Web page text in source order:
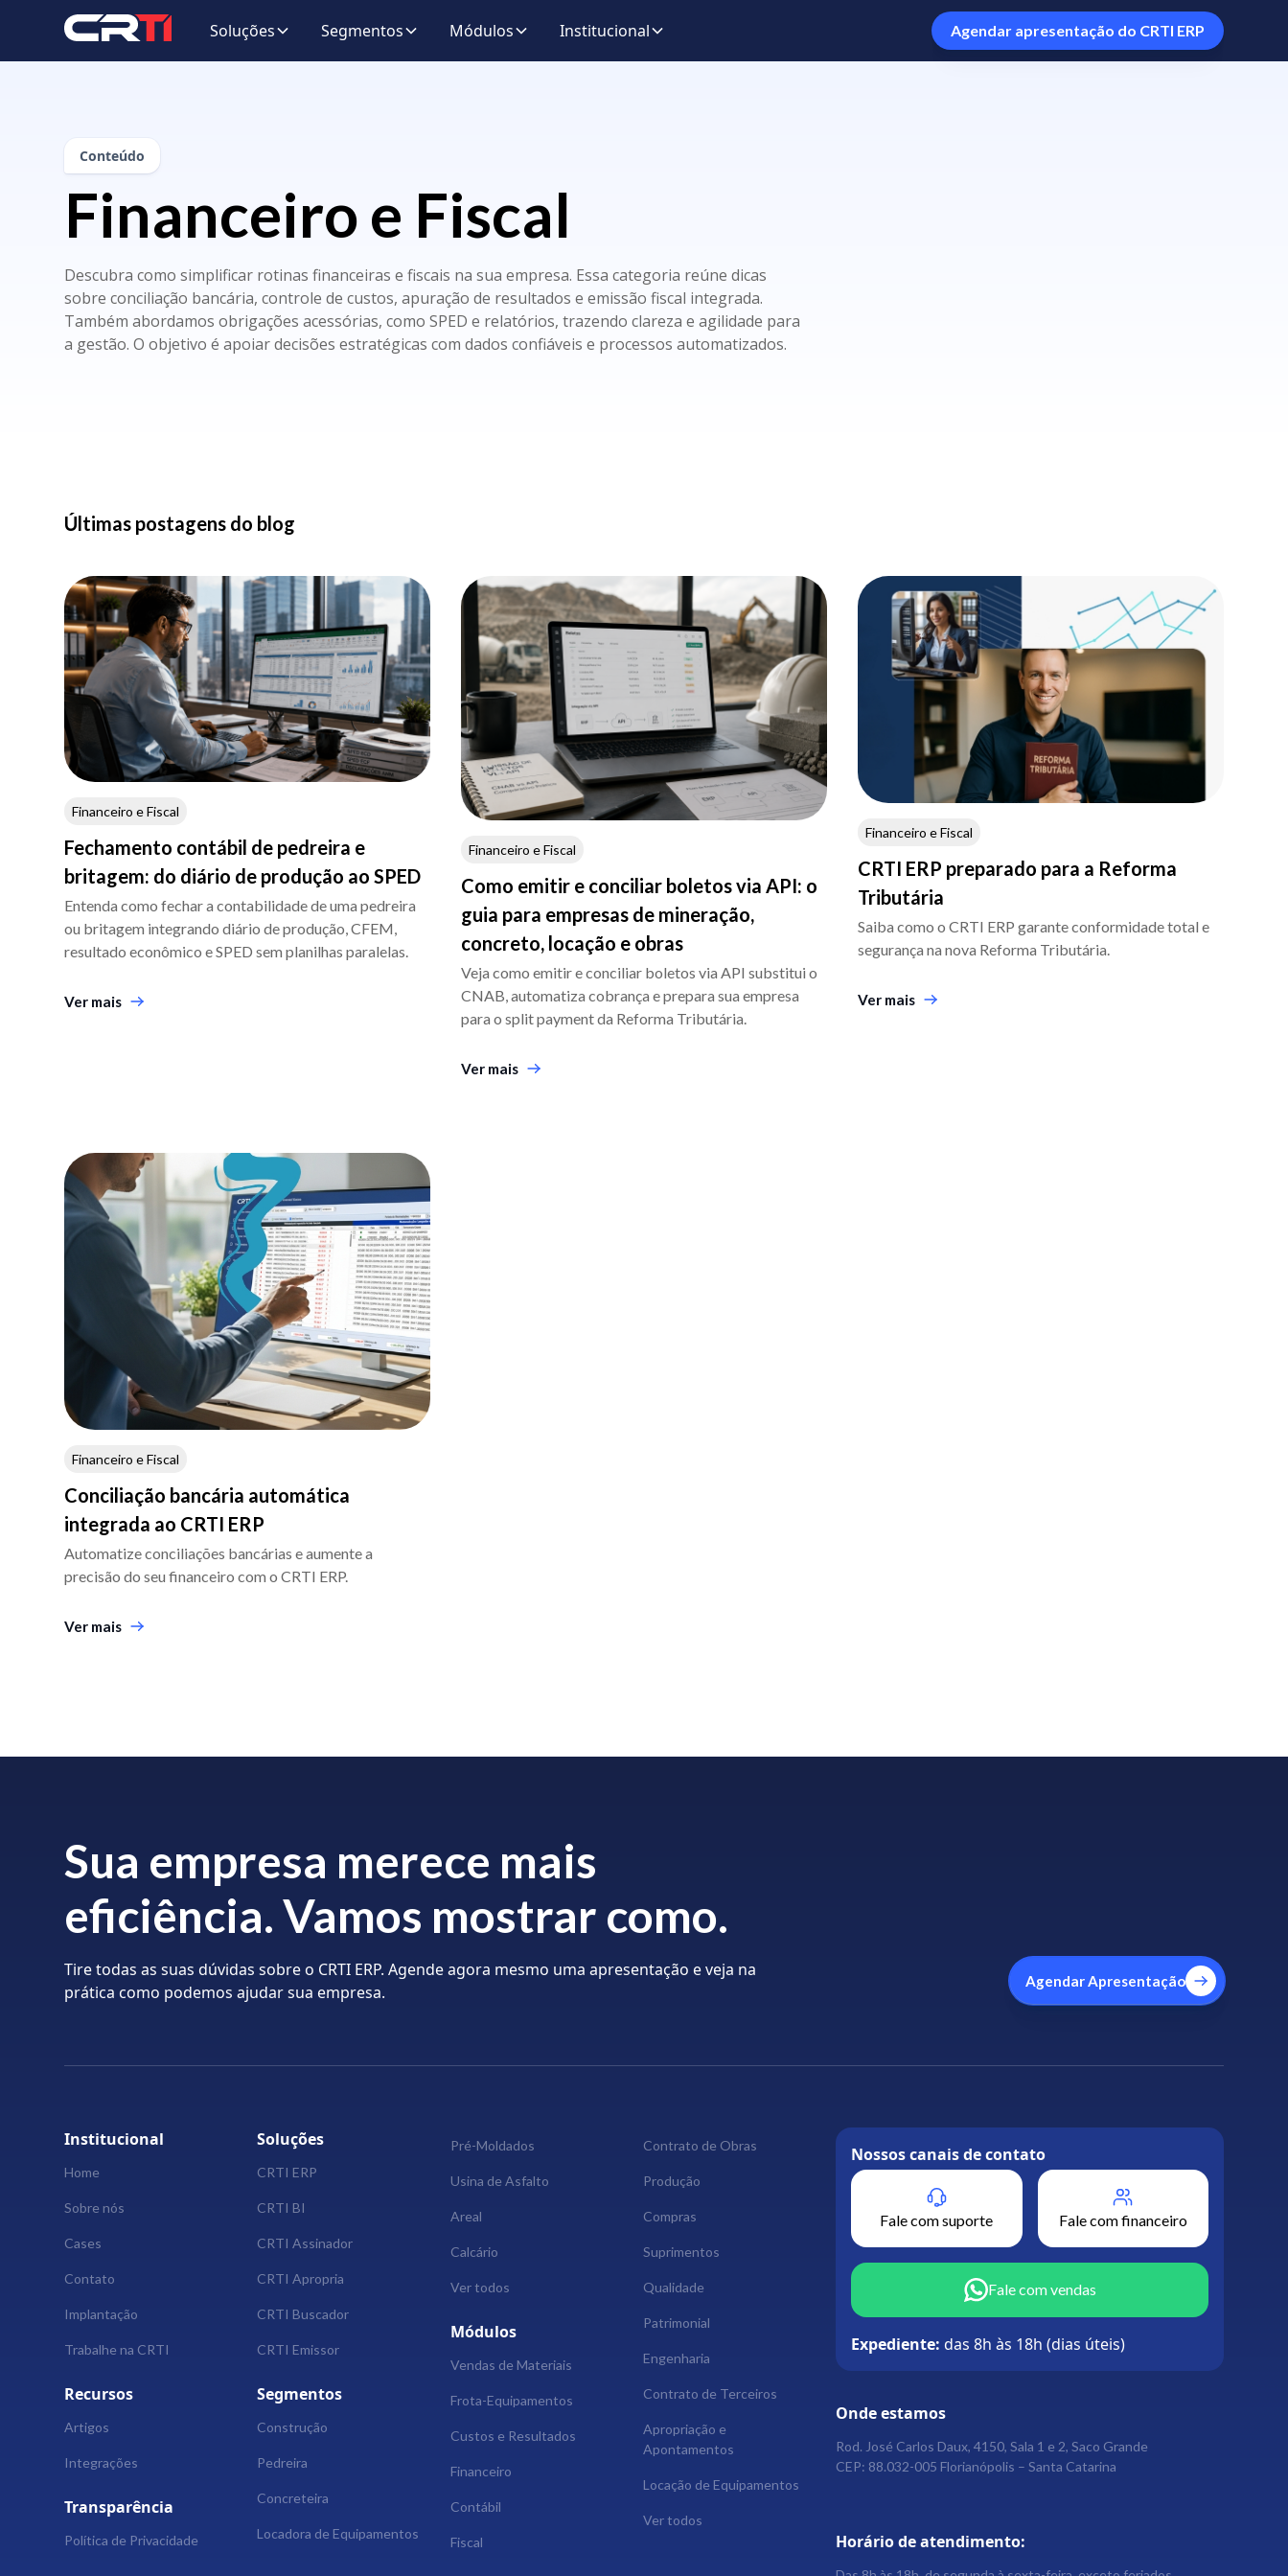
Soluções Segmentos Módulos Institucional Agendar apresentação do CRTI ERP
Conteúdo
Financeiro e Fiscal
Descubra como simplificar rotinas financeiras e fiscais na sua empresa. Essa categoria reúne dicas
sobre conciliação bancária, controle de custos, apuração de resultados e emissão fiscal integrada.
Também abordamos obrigações acessórias, como SPED e relatórios, trazendo clareza e agilidade para
a gestão. O objetivo é apoiar decisões estratégicas com dados confiáveis e processos automatizados.
Últimas postagens do blog
Financeiro e Fiscal
Fechamento contábil de pedreira e
britagem: do diário de produção ao SPED
Entenda como fechar a contabilidade de uma pedreira
ou britagem integrando diário de produção, CFEM,
resultado econômico e SPED sem planilhas paralelas.
Ver mais
Financeiro e Fiscal
Como emitir e conciliar boletos via API: o
guia para empresas de mineração,
concreto, locação e obras
Veja como emitir e conciliar boletos via API substitui o
CNAB, automatiza cobrança e prepara sua empresa
para o split payment da Reforma Tributária.
Ver mais
Financeiro e Fiscal
CRTI ERP preparado para a Reforma
Tributária
Saiba como o CRTI ERP garante conformidade total e
segurança na nova Reforma Tributária.
Ver mais
Financeiro e Fiscal
Conciliação bancária automática
integrada ao CRTI ERP
Automatize conciliações bancárias e aumente a
precisão do seu financeiro com o CRTI ERP.
Ver mais
Sua empresa merece mais
eficiência. Vamos mostrar como.
Tire todas as suas dúvidas sobre o CRTI ERP. Agende agora mesmo uma apresentação e veja na
prática como podemos ajudar sua empresa.
Agendar Apresentação
Institucional
Home
Sobre nós
Cases
Contato
Implantação
Trabalhe na CRTI
Recursos
Artigos
Integrações
Transparência
Política de Privacidade
Soluções
CRTI ERP
CRTI BI
CRTI Assinador
CRTI Apropria
CRTI Buscador
CRTI Emissor
Segmentos
Construção
Pedreira
Concreteira
Locadora de Equipamentos
Pré-Moldados
Usina de Asfalto
Areal
Calcário
Ver todos
Módulos
Vendas de Materiais
Frota-Equipamentos
Custos e Resultados
Financeiro
Contábil
Fiscal
Contrato de Obras
Produção
Compras
Suprimentos
Qualidade
Patrimonial
Engenharia
Contrato de Terceiros
Apropriação e
Apontamentos
Locação de Equipamentos
Ver todos
Nossos canais de contato
Fale com suporte Fale com financeiro
Fale com vendas
Expediente:das 8h às 18h (dias úteis)
Onde estamos
Rod. José Carlos Daux, 4150, Sala 1 e 2, Saco Grande
CEP: 88.032-005 Florianópolis – Santa Catarina
Horário de atendimento: